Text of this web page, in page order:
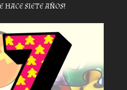
HACE SIETE AÑOS!